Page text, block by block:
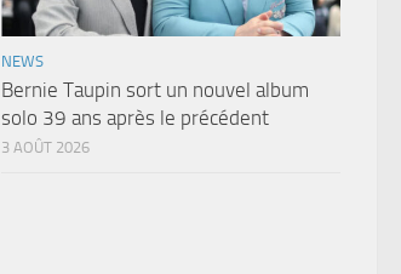
NEWS
Bernie Taupin sort un nouvel album
solo 39 ans après le précédent
3 AOÛT 2026